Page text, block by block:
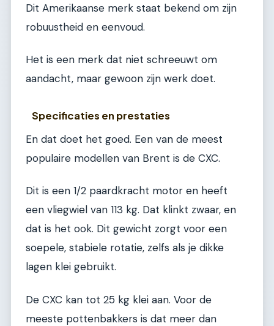
Dit Amerikaanse merk staat bekend om zijn
robuustheid en eenvoud.
Het is een merk dat niet schreeuwt om
aandacht, maar gewoon zijn werk doet.
Specificaties en prestaties
En dat doet het goed. Een van de meest
populaire modellen van Brent is de CXC.
Dit is een 1/2 paardkracht motor en heeft
een vliegwiel van 113 kg. Dat klinkt zwaar, en
dat is het ook. Dit gewicht zorgt voor een
soepele, stabiele rotatie, zelfs als je dikke
lagen klei gebruikt.
De CXC kan tot 25 kg klei aan. Voor de
meeste pottenbakkers is dat meer dan